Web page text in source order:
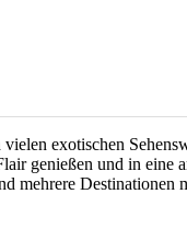
exotischen
genießen und in eine
mehrere Destinationen